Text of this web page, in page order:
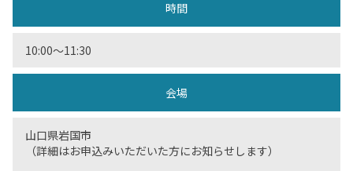
時間
10:00〜11:30
会場
山口県岩国市
（詳細はお申込みいただいた方にお知らせします）